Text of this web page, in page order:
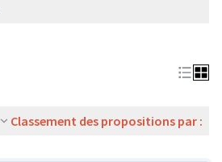
Classement des propositions par :